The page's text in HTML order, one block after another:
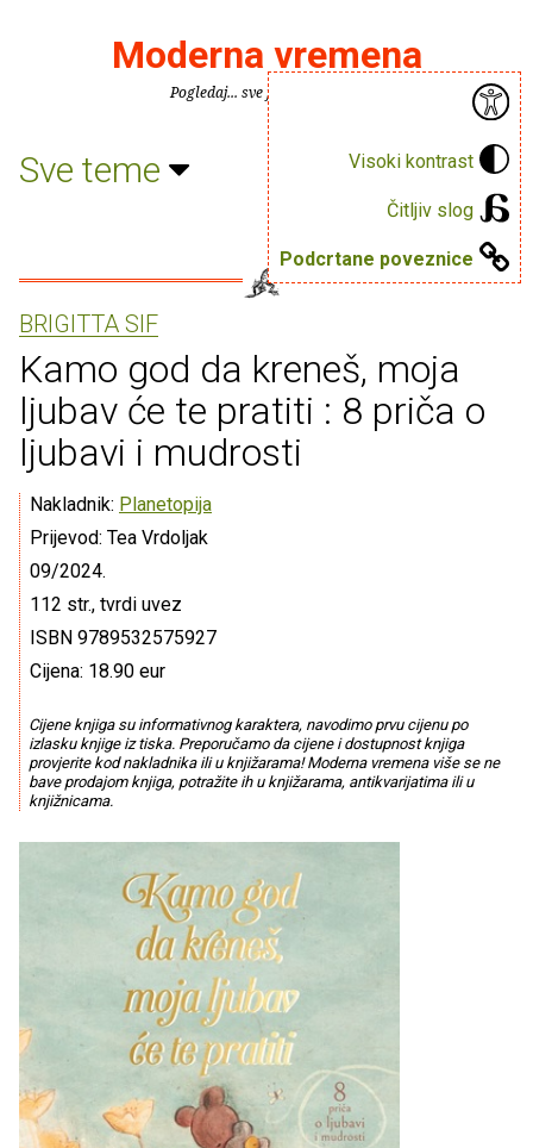
Visoki kontrast
Čitljiv slog
Podcrtane poveznice
Moderna vremena
Pogledaj... sve je puno knjiga.
Sve teme
BRIGITTA SIF
Kamo god da kreneš, moja
ljubav će te pratiti : 8 priča o
ljubavi i mudrosti
Nakladnik: Planetopija
Prijevod: Tea Vrdoljak
09/2024.
112 str., tvrdi uvez
ISBN 9789532575927
Cijena: 18.90 eur
Cijene knjiga su informativnog karaktera, navodimo prvu cijenu po
izlasku knjige iz tiska. Preporučamo da cijene i dostupnost knjiga
provjerite kod nakladnika ili u knjižarama! Moderna vremena više se ne
bave prodajom knjiga, potražite ih u knjižarama, antikvarijatima ili u
knjižnicama.